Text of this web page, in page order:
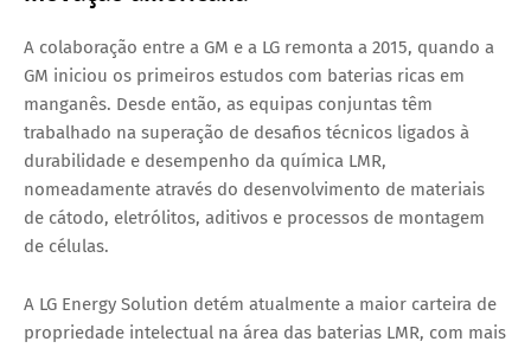
A colaboração entre a GM e a LG remonta a 2015, quando a
GM iniciou os primeiros estudos com baterias ricas em
manganês. Desde então, as equipas conjuntas têm
trabalhado na superação de desafios técnicos ligados à
durabilidade e desempenho da química LMR,
nomeadamente através do desenvolvimento de materiais
de cátodo, eletrólitos, aditivos e processos de montagem
de células.
A LG Energy Solution detém atualmente a maior carteira de
propriedade intelectual na área das baterias LMR, com mais